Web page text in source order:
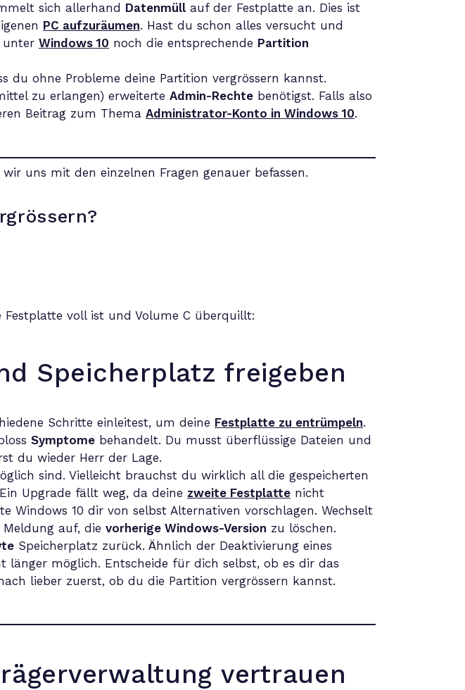
sich allerhand Datenmüll auf der Festplatte an. Dies ist
PC aufzuräumen. Hast du schon alles versucht und
unter Windows 10 noch die entsprechende Partition
du ohne Probleme deine Partition vergrössern kannst.
zu erlangen) erweiterte Admin-Rechte benötigst. Falls also
Beitrag zum Thema Administrator-Konto in Windows 10.
uns mit den einzelnen Fragen genauer befassen.
voll ist und Volume C überquillt:
Speicherplatz freigeben
Schritte einleitest, um deine Festplatte zu entrümpeln.
Symptome behandelt. Du musst überflüssige Dateien und
du wieder Herr der Lage.
sind. Vielleicht brauchst du wirklich all die gespeicherten
Upgrade fällt weg, da deine zweite Festplatte nicht
Windows 10 dir von selbst Alternativen vorschlagen. Wechselt
auf, die vorherige Windows-Version zu löschen.
Speicherplatz zurück. Ähnlich der Deaktivierung eines
länger möglich. Entscheide für dich selbst, ob es dir das
lieber zuerst, ob du die Partition vergrössern kannst.
vertrauen